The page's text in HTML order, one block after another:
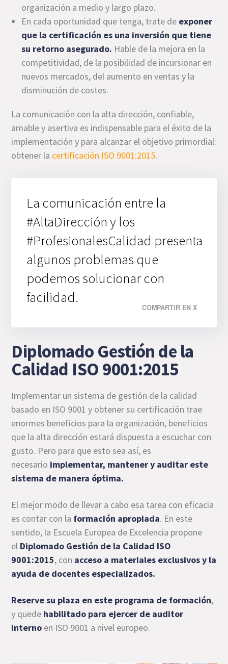
organización a medio y largo plazo.
En cada oportunidad que tenga, trate de exponer
que la certificación es una inversión que tiene
su retorno asegurado. Hable de la mejora en la
competitividad, de la posibilidad de incursionar en
nuevos mercados, del aumento en ventas y la
disminución de costes.
La comunicación con la alta dirección, confiable,
amable y asertiva es indispensable para el éxito de la
implementación y para alcanzar el objetivo primordial:
obtener la certificación ISO 9001:2015.
La comunicación entre la
#AltaDirección y los
#ProfesionalesCalidad presenta
algunos problemas que
podemos solucionar con
facilidad.
COMPARTIR EN X
Diplomado Gestión de la
Calidad ISO 9001:2015
Implementar un sistema de gestión de la calidad
basado en ISO 9001 y obtener su certificación trae
enormes beneficios para la organización, beneficios
que la alta dirección estará dispuesta a escuchar con
gusto. Pero para que esto sea así, es
necesario implementar, mantener y auditar este
sistema de manera óptima.
El mejor modo de llevar a cabo esa tarea con eficacia
es contar con la formación apropiada. En este
sentido, la Escuela Europea de Excelencia propone
el Diplomado Gestión de la Calidad ISO
9001:2015, con acceso a materiales exclusivos y la
ayuda de docentes especializados.
Reserve su plaza en este programa de formación,
y quede habilitado para ejercer de auditor
interno en ISO 9001 a nivel europeo.